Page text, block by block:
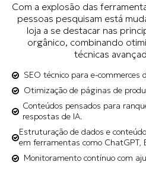
Com a explosão das
pessoas pesquisam está
loja a se destacar nas
orgânico, combinando
técnicas
SEO técnico para e-commerces
Otimização de páginas de
Conteúdos pensados para
respostas de IA.
Estruturação de dados e
em ferramentas como ChatGPT,
Monitoramento contínuo com